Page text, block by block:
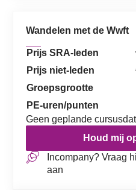
Wandelen met de Wwft
Prijs SRA-leden
Prijs niet-leden
Groepsgrootte
PE-uren/punten
Geen geplande
Houd mij
Incompany? Vraag
aan